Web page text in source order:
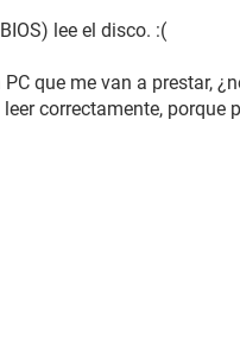
lee el disco. :(
que me van a prestar,
correctamente, porque